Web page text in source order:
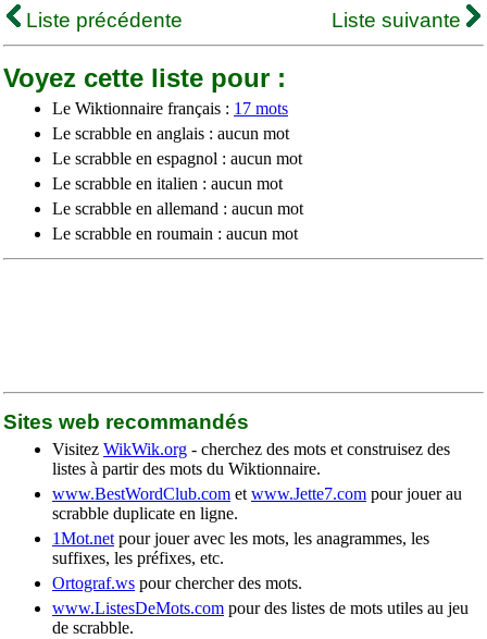
Liste précédente
Liste suivante
Voyez cette liste pour :
Le Wiktionnaire français : 17 mots
Le scrabble en anglais : aucun mot
Le scrabble en espagnol : aucun mot
Le scrabble en italien : aucun mot
Le scrabble en allemand : aucun mot
Le scrabble en roumain : aucun mot
Sites web recommandés
Visitez WikWik.org - cherchez des mots et construisez des
listes à partir des mots du Wiktionnaire.
www.BestWordClub.com et www.Jette7.com pour jouer au
scrabble duplicate en ligne.
1Mot.net pour jouer avec les mots, les anagrammes, les
suffixes, les préfixes, etc.
Ortograf.ws pour chercher des mots.
www.ListesDeMots.com pour des listes de mots utiles au jeu
de scrabble.